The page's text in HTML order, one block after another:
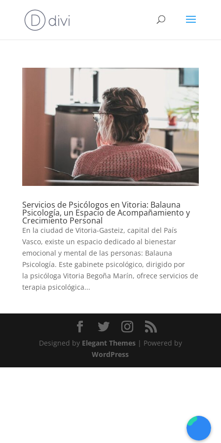
Servicios de Psicólogos en Vitoria: Balauna
Psicología, un Espacio de Acompañamiento y
Crecimiento Personal
En la ciudad de Vitoria-Gasteiz, capital del País
Vasco, existe un espacio dedicado al bienestar
emocional y mental de las personas: Balauna
Psicología. Este gabinete psicológico, dirigido por
la psicóloga Vitoria Begoña Marín, ofrece servicios de
terapia psicológica...
Designed by Elegant Themes| Powered by
WordPress